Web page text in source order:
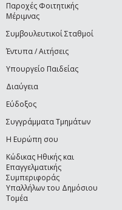
Παροχές Φοιτητικής
Μέριμνας
Συμβουλευτικοί Σταθμοί
Έντυπα / Αιτήσεις
Υπουργείο Παιδείας
Διαύγεια
Εύδοξος
Συγγράμματα Τμημάτων
Η Ευρώπη σου
Κώδικας Ηθικής και
Επαγγελματικής
Συμπεριφοράς
Υπαλλήλων του Δημόσιου
Τομέα